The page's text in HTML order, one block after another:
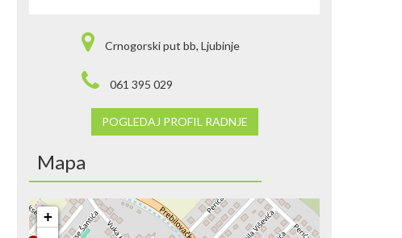
Crnogorski put bb, Ljubinje
061 395 029
POGLEDAJ PROFIL RADNJE
Mapa
+